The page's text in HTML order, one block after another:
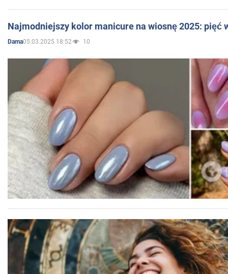
Najmodniejszy kolor manicure na wiosnę 2025: pięć
Dama05.03.2025 18:52 10